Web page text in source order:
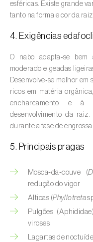
Aveia (Avena
Aveleira (Corylus
Azinheira (
rotundifolia)
Banana (Musa
Batata (Solanum
Begonia spp.
Beringela (
Beterraba (Beta
Bétula (Betula
esféricas. Existe grande
tanto na forma e cor da
4. Exigências
O nabo adapta‑se
moderado e geadas
Desenvolve‑se melhor
ricos em matéria
encharcamento e à
desenvolvimento da
durante a fase de
5. Principais pragas
Mosca‑da‑couve (
redução do vigor
Alticas (Phyllotreta
Pulgões
viroses
Lagartas de